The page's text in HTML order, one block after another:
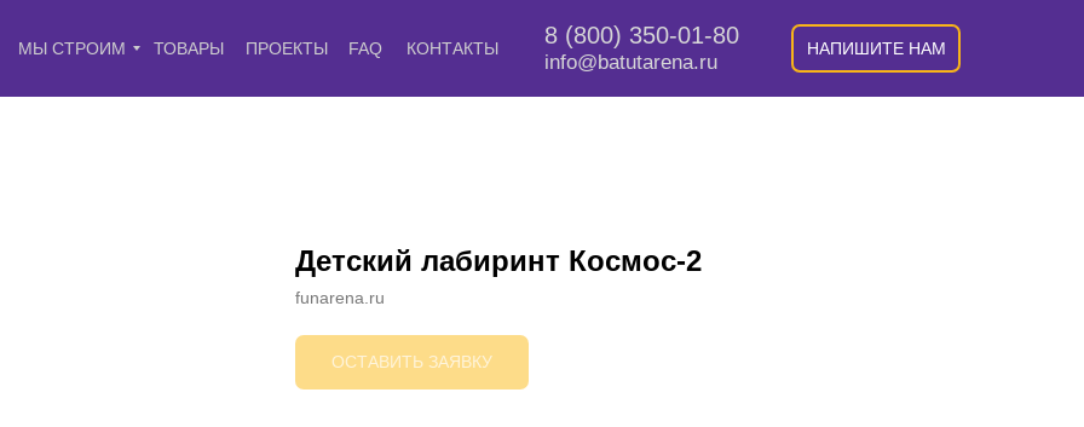
НАПИШИТЕ НАМ
8 (800) 350-01-80
info@batutarena.ru
МЫ СТРОИМ ТОВАРЫ ПРОЕКТЫ FAQ КОНТАКТЫ
Детский лабиринт Космос-2
funarena.ru
ОСТАВИТЬ ЗАЯВКУ